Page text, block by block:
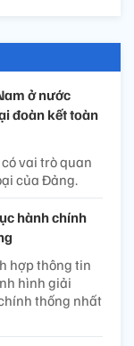
ở nước
đoàn kết toàn
vai trò quan
của Đảng.
hành chính
hợp thông tin
hình giải
thống nhất